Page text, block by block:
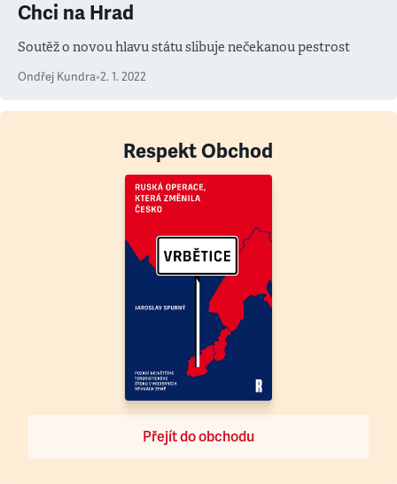
Chci na Hrad
Soutěž o novou hlavu státu slibuje nečekanou pestrost
Ondřej Kundra•2. 1. 2022
Respekt Obchod
Přejít do obchodu